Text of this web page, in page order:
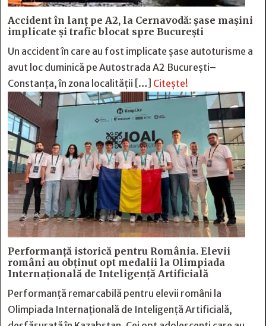
Accident în lanț pe A2, la Cernavodă: șase mașini
implicate și trafic blocat spre București
Un accident în care au fost implicate șase autoturisme a
avut loc duminică pe Autostrada A2 București–
Constanța, în zona localității […] Citește!
Performanță istorică pentru România. Elevii
români au obținut opt medalii la Olimpiada
Internațională de Inteligență Artificială
Performanță remarcabilă pentru elevii români la
Olimpiada Internațională de Inteligență Artificială,